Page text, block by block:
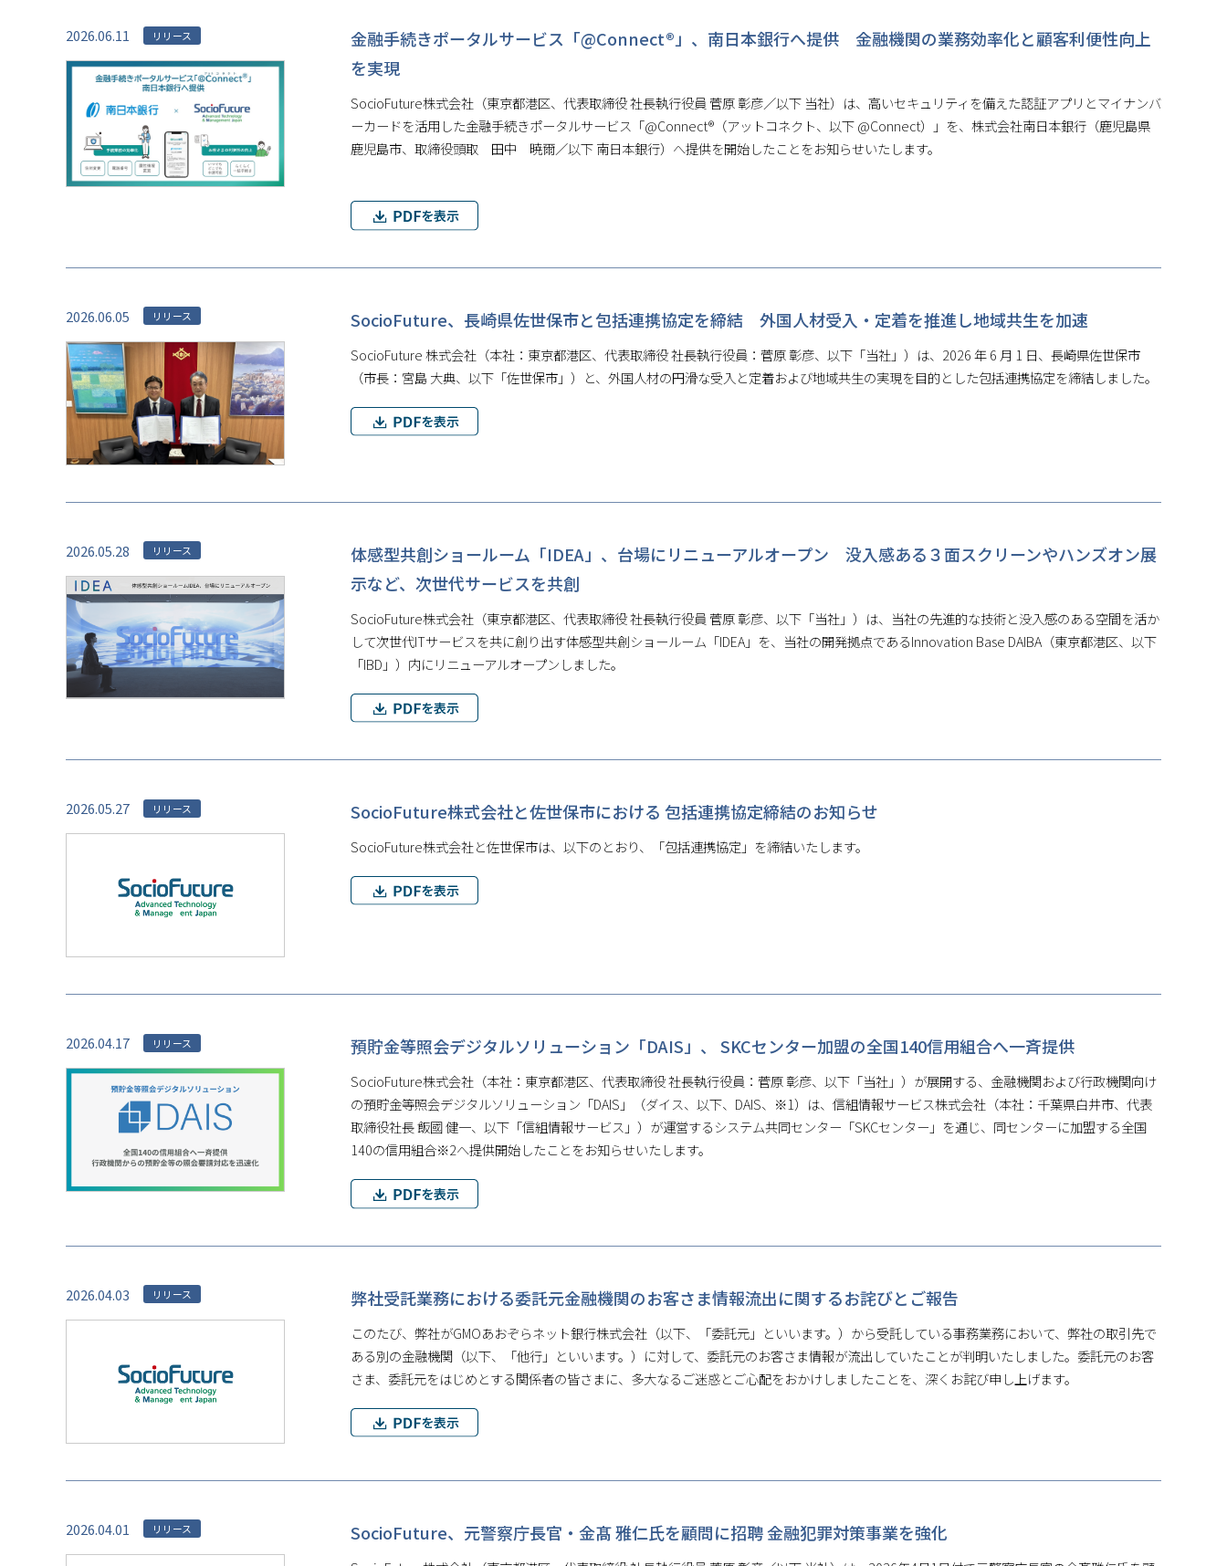
2026.06.11 リリース
金融手続きポータルサービス「@Connect®」、南日本銀行へ提供 金融機関の業務効率化と顧客利便性向上
を実現
SocioFuture株式会社（東京都港区、代表取締役 社長執行役員 菅原 彰彦／以下 当社）は、高いセキュリティを備えた認証アプリとマイナンバ
ーカードを活用した金融手続きポータルサービス「@Connect®（アットコネクト、以下 @Connect）」を、株式会社南日本銀行（鹿児島県
鹿児島市、取締役頭取 田中 暁爾／以下 南日本銀行）へ提供を開始したことをお知らせいたします。
2026.06.05 リリース SocioFuture、長崎県佐世保市と包括連携協定を締結 外国人材受入・定着を推進し地域共生を加速
SocioFuture 株式会社（本社：東京都港区、代表取締役 社長執行役員：菅原 彰彦、以下「当社」）は、2026 年 6 月 1 日、長崎県佐世保市
（市長：宮島 大典、以下「佐世保市」）と、外国人材の円滑な受入と定着および地域共生の実現を目的とした包括連携協定を締結しました。
2026.05.28 リリース
体感型共創ショールーム「IDEA」、台場にリニューアルオープン 没入感ある３面スクリーンやハンズオン展
示など、次世代サービスを共創
SocioFuture株式会社（東京都港区、代表取締役 社長執行役員 菅原 彰彦、以下「当社」）は、当社の先進的な技術と没入感のある空間を活か
して次世代ITサービスを共に創り出す体感型共創ショールーム「IDEA」を、当社の開発拠点であるInnovation Base DAIBA（東京都港区、以下
「IBD」）内にリニューアルオープンしました。
2026.05.27 リリース SocioFuture株式会社と佐世保市における 包括連携協定締結のお知らせ
SocioFuture株式会社と佐世保市は、以下のとおり、「包括連携協定」を締結いたします。
2026.04.17 リリース 預貯金等照会デジタルソリューション「DAIS」、 SKCセンター加盟の全国140信用組合へ一斉提供
SocioFuture株式会社（本社：東京都港区、代表取締役 社長執行役員：菅原 彰彦、以下「当社」）が展開する、金融機関および行政機関向け
の預貯金等照会デジタルソリューション「DAIS」（ダイス、以下、DAIS、※1）は、信組情報サービス株式会社（本社：千葉県白井市、代表
取締役社長 飯國 健一、以下「信組情報サービス」）が運営するシステム共同センター「SKCセンター」を通じ、同センターに加盟する全国
140の信用組合※2へ提供開始したことをお知らせいたします。
2026.04.03 リリース 弊社受託業務における委託元金融機関のお客さま情報流出に関するお詫びとご報告
このたび、弊社がGMOあおぞらネット銀行株式会社（以下、「委託元」といいます。）から受託している事務業務において、弊社の取引先で
ある別の金融機関（以下、「他行」といいます。）に対して、委託元のお客さま情報が流出していたことが判明いたしました。委託元のお客
さま、委託元をはじめとする関係者の皆さまに、多大なるご迷惑とご心配をおかけしましたことを、深くお詫び申し上げます。
2026.04.01 リリース SocioFuture、元警察庁長官・金髙 雅仁氏を顧問に招聘 金融犯罪対策事業を強化